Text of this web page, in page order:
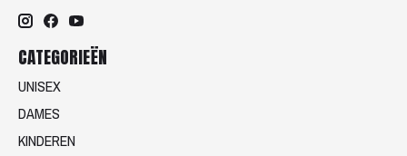
CATEGORIEËN
UNISEX
DAMES
KINDEREN